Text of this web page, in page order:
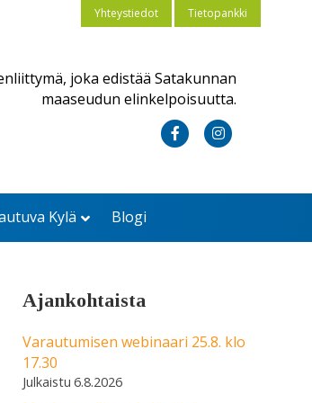
Yhteystiedot Tietopankki
joka edistää Satakunnan
maaseudun elinkelpoisuutta.
c
b
k
s
a
Kylä Blogi
Ajankohtaista
Varautumisen webinaari 25.8. klo
17.30
6.8.2026